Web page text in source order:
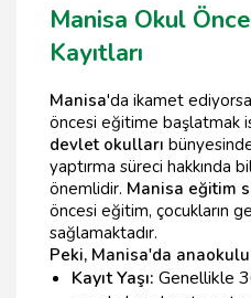
Manisa Okul
Kayıtları
Manisa'da ikamet
öncesi eğitime başlatmak
devlet okulları
yaptırma süreci hakkında
önemlidir. Manisa eğitim
öncesi eğitim, çocukların
sağlamaktadır.
Peki, Manisa'da anaokulu
Kayıt Yaşı: Genellikle